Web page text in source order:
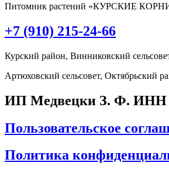
Питомник растений «КУРСКИЕ
+7 (910) 215-24-66
Курский район, Винниковский
Артюховский сельсовет, Октябрьский
ИП Медвецки З. Ф. ИНН
Пользовательское
Политика